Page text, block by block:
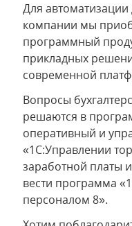
Для
компании мы
программный
прикладных
современной
Вопросы
решаются в
оперативный и
«1С:Управлении
заработной платы
вести программа
персоналом 8».